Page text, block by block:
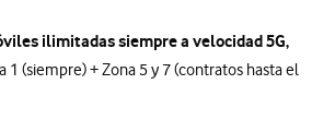
ilimitadas siempre a velocidad 5G,
1 (siempre) + Zona 5 y 7 (contratos hasta el